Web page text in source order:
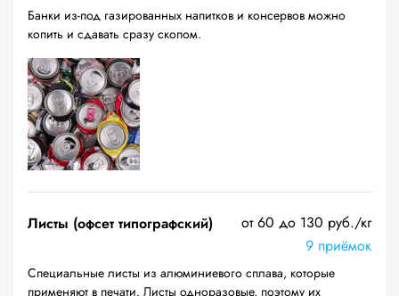
Банки из-под газированных напитков и консервов можно
копить и сдавать сразу скопом.
Листы (офсет типографский)
от 60 до 130 руб./кг
9 приёмок
Специальные листы из алюминиевого сплава, которые
применяют в печати. Листы одноразовые, поэтому их